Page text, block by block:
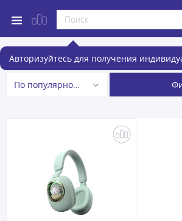
Авторизуйтесь для получения
Беспроводные наушники
По популярности